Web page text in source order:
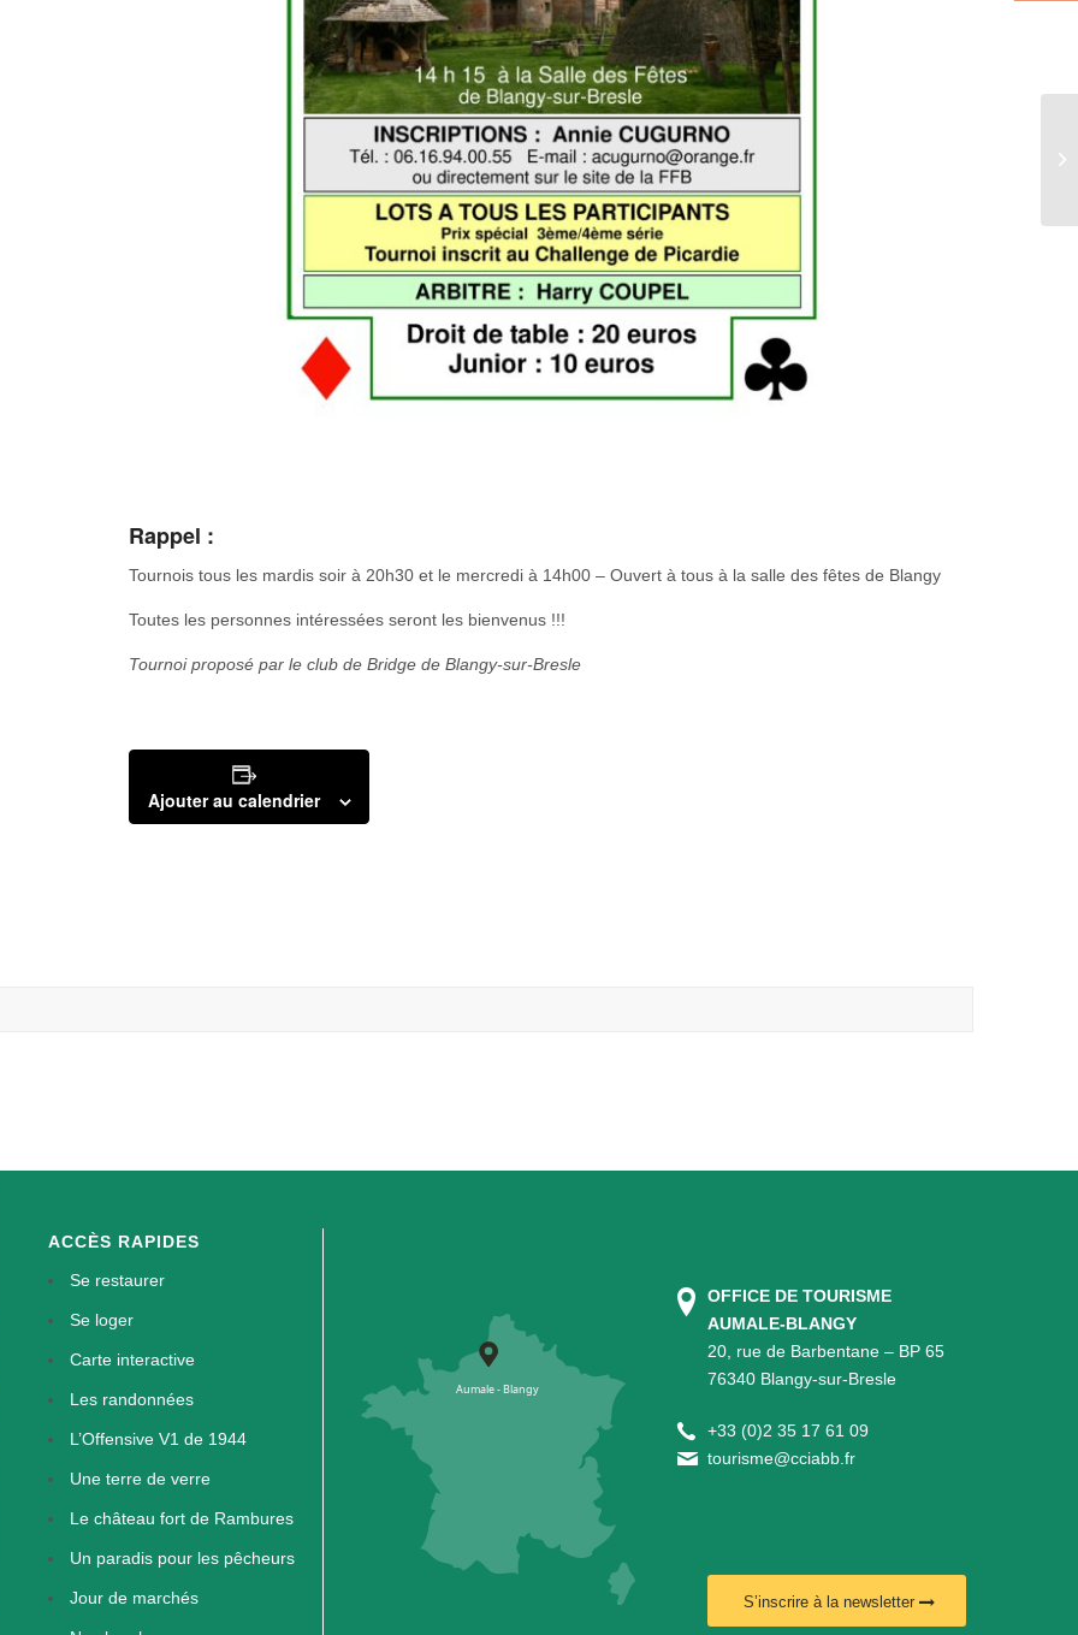
Rappel :
Tournois tous les mardis soir à 20h30 et le mercredi à 14h00 – Ouvert à tous à la salle des fêtes de Blangy
Toutes les personnes intéressées seront les bienvenus !!!
Tournoi proposé par le club de Bridge de Blangy-sur-Bresle
Ajouter au calendrier
ACCÈS RAPIDES
Se restaurer
Se loger
Carte interactive
Les randonnées
L’Offensive V1 de 1944
Une terre de verre
Le château fort de Rambures
Un paradis pour les pêcheurs
Jour de marchés
OFFICE DE TOURISME
AUMALE-BLANGY
20, rue de Barbentane – BP 65
76340 Blangy-sur-Bresle
+33 (0)2 35 17 61 09
tourisme@cciabb.fr
S’inscrire à la newsletter